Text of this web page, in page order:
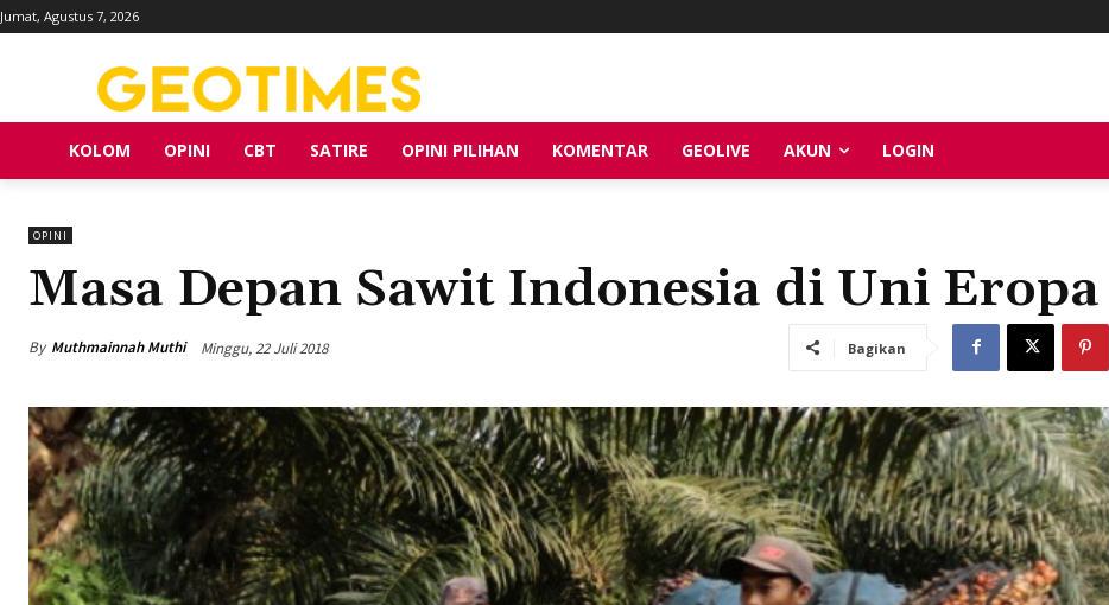
Jumat, Agustus 7, 2026
KOLOM OPINI CBT SATIRE OPINI PILIHAN KOMENTAR GEOLIVE AKUN LOGIN
OPINI
Masa Depan Sawit Indonesia di Uni Eropa
By Muthmainnah Muthi Minggu, 22 Juli 2018 Bagikan